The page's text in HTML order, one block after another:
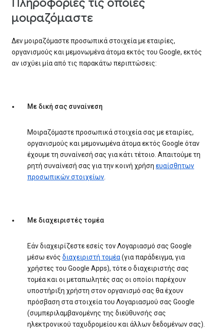
Πληροφορίες τις οποίες
μοιραζόμαστε
Δεν μοιραζόμαστε προσωπικά στοιχεία με εταιρίες,
οργανισμούς και μεμονωμένα άτομα εκτός του Google, εκτός
αν ισχύει μία από τις παρακάτω περιπτώσεις:
Με δική σας συναίνεση
Μοιραζόμαστε προσωπικά στοιχεία σας με εταιρίες,
οργανισμούς και μεμονωμένα άτομα εκτός Google όταν
έχουμε τη συναίνεσή σας για κάτι τέτοιο. Απαιτούμε τη
ρητή συναίνεσή σας για την κοινή χρήση ευαίσθητων
προσωπικών στοιχείων.
Με διαχειριστές τομέα
Εάν διαχειρίζεστε εσείς τον Λογαριασμό σας Google
μέσω ενός διαχειριστή τομέα(για παράδειγμα, για
χρήστες του Google Apps), τότε ο διαχειριστής σας
τομέα και οι μεταπωλητές σας οι οποίοι παρέχουν
υποστήριξη χρήστη στον οργανισμό σας θα έχουν
πρόσβαση στα στοιχεία του Λογαριασμού σας Google
(συμπεριλαμβανομένης της διεύθυνσής σας
ηλεκτρονικού ταχυδρομείου και άλλων δεδομένων σας).